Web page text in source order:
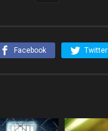
Facebook Twitter